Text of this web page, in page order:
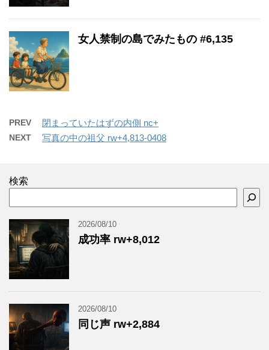
女人禁制の島でみたもの #6,135
PREV 閉まっていたはずの内側 nc+
NEXT 写真の中の祖父 rw+4,813-0408
検索
2026/08/10
成功率 rw+8,012
2026/08/10
同じ声 rw+2,884